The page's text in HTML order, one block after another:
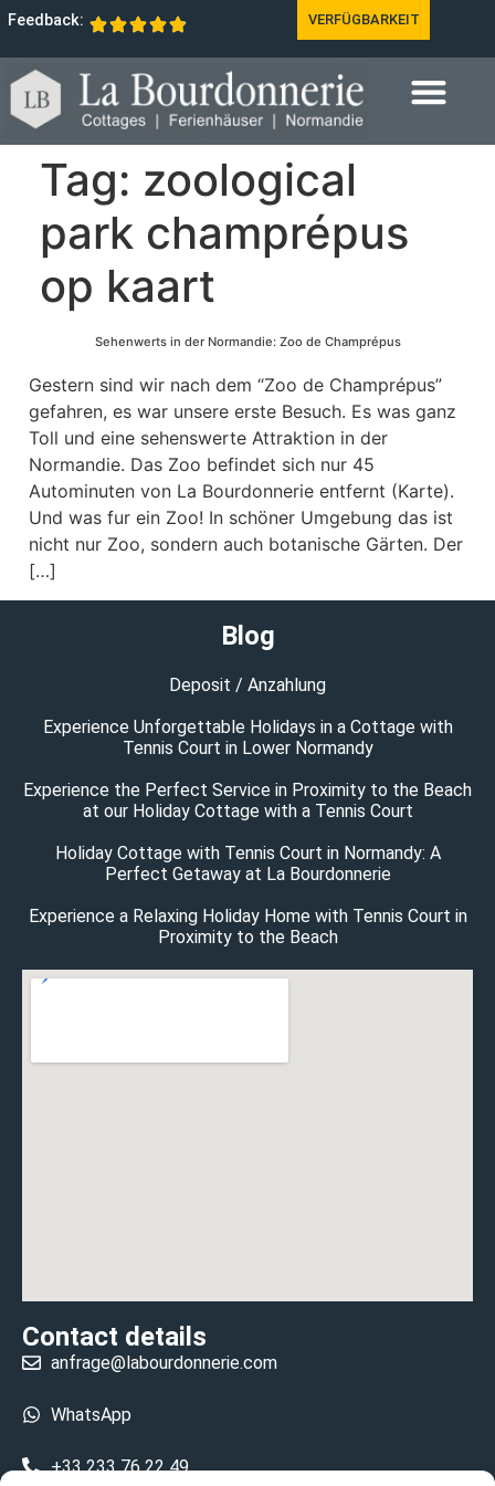
Feedback: VERFÜGBARKEIT
Tag: zoological
park champrépus
op kaart
Sehenwerts in der Normandie: Zoo de Champrépus
Gestern sind wir nach dem “Zoo de Champrépus”
gefahren, es war unsere erste Besuch. Es was ganz
Toll und eine sehenswerte Attraktion in der
Normandie. Das Zoo befindet sich nur 45
Autominuten von La Bourdonnerie entfernt (Karte).
Und was fur ein Zoo! In schöner Umgebung das ist
nicht nur Zoo, sondern auch botanische Gärten. Der
[…]
Blog
Deposit / Anzahlung
Experience Unforgettable Holidays in a Cottage with
Tennis Court in Lower Normandy
Experience the Perfect Service in Proximity to the Beach
at our Holiday Cottage with a Tennis Court
Holiday Cottage with Tennis Court in Normandy: A
Perfect Getaway at La Bourdonnerie
Experience a Relaxing Holiday Home with Tennis Court in
Proximity to the Beach
Contact details
anfrage@labourdonnerie.com
WhatsApp
+33 233 76 22 49